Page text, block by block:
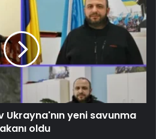
Ukrayna'nın yeni savunma
oldu